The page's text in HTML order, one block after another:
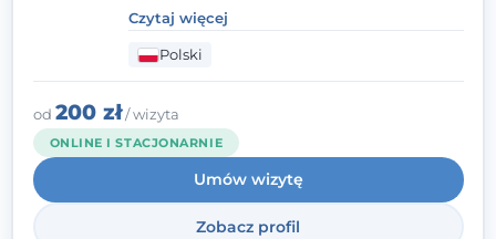
- wierzę, że empatia, autentyczność i pełne
zaangażowanie tworzą bezpieczną
przestrzeń, będącą podstawą pracy nad
zmianą. W praktyce korzystam m.in. z
narzędzi Racjonalnej Terapii Zachowania.
Czytaj więcej
Polski
od 200 zł/ wizyta
ONLINE I STACJONARNIE
Umów wizytę
Zobacz profil